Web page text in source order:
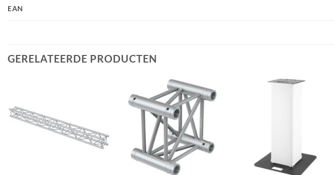
EAN
GERELATEERDE PRODUCTEN